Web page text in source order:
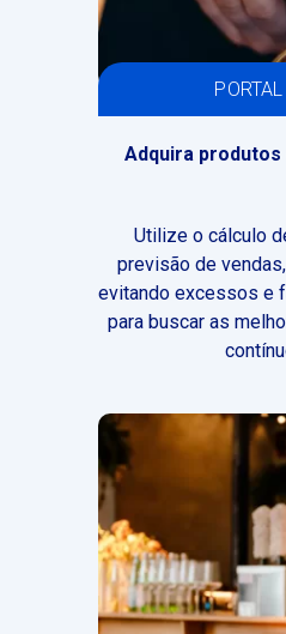
Adquira
Utilize o cálculo
previsão de
evitando excessos e
para buscar as